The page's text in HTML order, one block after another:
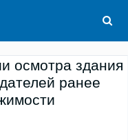
осмотра здания
ранее